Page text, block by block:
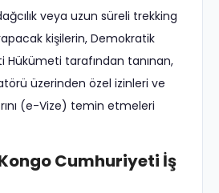
veya uzun süreli trekking
kişilerin, Demokratik
Hükümeti tarafından tanınan,
üzerinden özel izinleri ve
(e-Vize) temin etmeleri
Cumhuriyeti İş